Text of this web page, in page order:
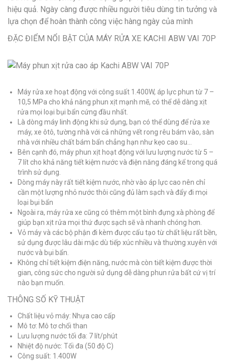
hiệu quả. Ngày càng được nhiều người tiêu dùng tin tưởng và
lựa chọn để hoàn thành công việc hàng ngày của mình
ĐẶC ĐIỂM NỔI BẬT CỦA MÁY RỬA XE KACHI ABW VAI 70P
Máy rửa xe hoạt động với công suất 1.400W, áp lực phun từ 7 –
10,5 MPa cho khả năng phun xịt mạnh mẽ, có thể dễ dàng xịt
rửa mọi loại bụi bẩn cứng đầu nhất.
Là dòng máy linh động khi sử dụng, bạn có thể dùng để rửa xe
máy, xe ôtô, tường nhà với cả những vết rong rêu bám vào, sàn
nhà với nhiều chất bám bẩn chẳng hạn như kẹo cao su…
Bên cạnh đó, máy phun xịt hoạt động với lưu lượng nước từ 5 –
7 lít cho khả năng tiết kiệm nước và điện năng đáng kể trong quá
trình sử dụng.
Dòng máy này rất tiết kiệm nước, nhờ vào áp lực cao nên chỉ
cần một lượng nhỏ nước thôi cũng đủ làm sạch và đẩy đi mọi
loại bụi bẩn
Ngoài ra, máy rửa xe cũng có thêm một bình đựng xà phòng để
giúp bạn xịt rửa mọi thứ được sạch sẽ và nhanh chóng hơn.
Vỏ máy và các bộ phận đi kèm được cấu tạo từ chất liệu rất bền,
sử dụng được lâu dài mặc dù tiếp xúc nhiều và thường xuyên với
nước và bụi bẩn.
Không chỉ tiết kiệm điện năng, nước mà còn tiết kiệm được thời
gian, công sức cho người sử dụng dễ dàng phun rửa bất cứ vị trí
nào bạn muốn.
THÔNG SỐ KỸ THUẬT
Chất liệu vỏ máy: Nhựa cao cấp
Mô tơ: Mô tơ chổi than
Lưu lượng nước tối đa: 7 lít/phút
Nhiệt độ nước: Tối đa (50 độ C)
Công suất: 1.400W